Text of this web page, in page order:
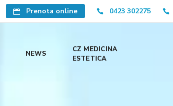
Prenota online 0423 302275
NEWS
CZ MEDICINA
ESTETICA